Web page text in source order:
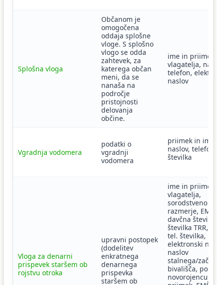
Splošna vloga
Občanom je
omogočena
oddaja splošne
vloge. S splošno
vlogo se odda
zahtevek, za
katerega občan
meni, da se
nanaša na
področje
pristojnosti
delovanja
občine.
ime in priimek
vlagatelja,
telefon,
naslov
Vgradnja vodomera
podatki o
vgradnji
vodomera
priimek in ime,
naslov,
številka
Vloga za denarni
prispevek staršem ob
rojstvu otroka
upravni postopek
(dodelitev
enkratnega
denarnega
prispevka
staršem ob
ime in priimek
vlagatelja,
sorodstveno
razmerje,
davčna
številka TRR,
tel. številka,
elektronski
naslov
stalnega/
bivališča,
novorojencu